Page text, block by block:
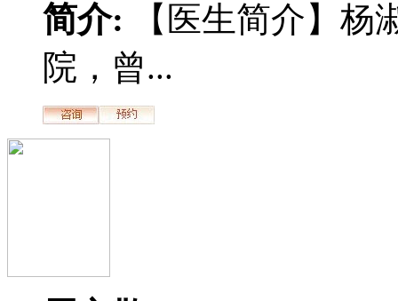
简介: 【医生简介】杨
院，曾...